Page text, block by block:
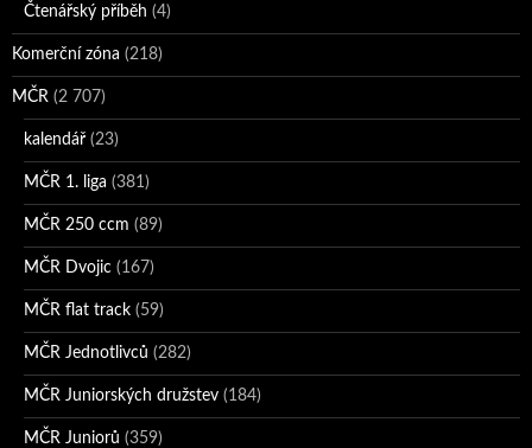
Čtenářský příběh (4)
Komerční zóna (218)
MČR (2 707)
kalendář (23)
MČR 1. liga (381)
MČR 250 ccm (89)
MČR Dvojic (167)
MČR flat track (59)
MČR Jednotlivců (282)
MČR Juniorských družstev (184)
MČR Juniorů (359)